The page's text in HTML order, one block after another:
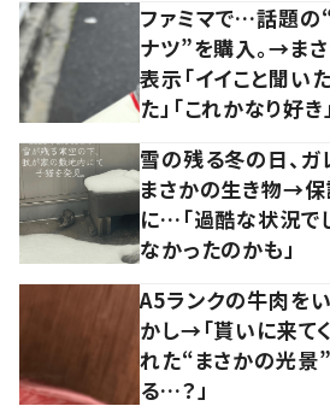
ファミマで…話題の
ナツ”を購入。→ま
表示「イイこと聞い
た」「これかなり好き」
雪の残る冬の日、
まさかの生き物→
に…「過酷な状況で
なかったのかも」
A5ランクの牛肉を
かし→「貰いに来てく
れた“まさかの光景
る…？」